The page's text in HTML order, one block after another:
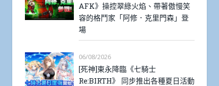
AFK》操控翠綠火焰、帶著傲慢笑
容的格鬥家「阿修．克里門森」登
場
06/08/2026
[死神]東永降臨《七騎士
Re:BIRTH》 同步推出各種夏日活動